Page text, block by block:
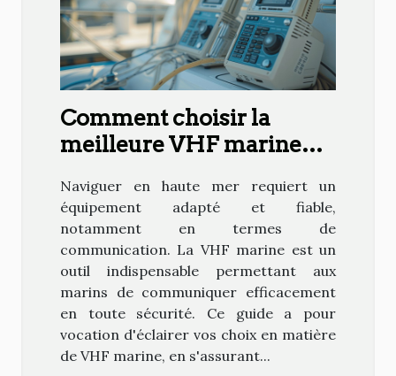
Comment choisir la
meilleure VHF marine
Naviguer en haute mer requiert un
équipement adapté et fiable,
notamment en termes de
communication. La VHF marine est un
outil indispensable permettant aux
marins de communiquer efficacement
en toute sécurité. Ce guide a pour
vocation d'éclairer vos choix en matière
de VHF marine, en s'assurant...